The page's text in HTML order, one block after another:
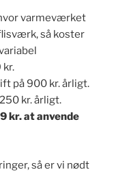
varmeværket
så koster
kr.
på 900 kr. årligt.
kr. årligt.
kr. at anvende
så er vi nødt